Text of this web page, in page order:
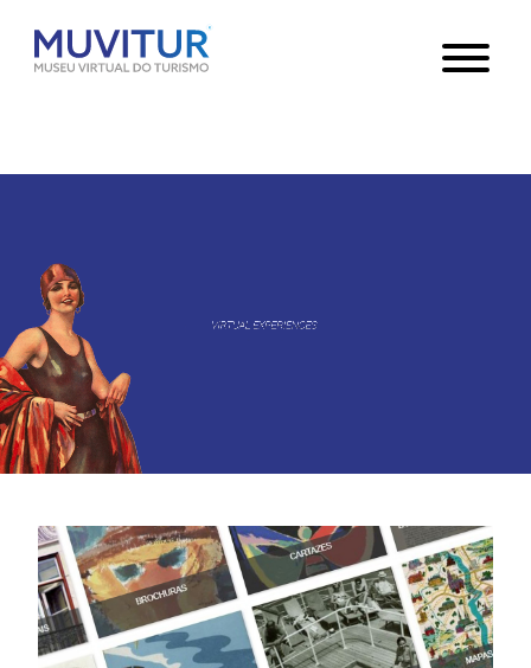
Notice: Undefined index: HTTP_ACCEPT_LANGUAGE in
/var/www/html/core/main/App.php